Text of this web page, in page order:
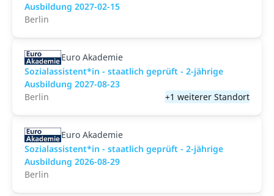
Ausbildung 2027-02-15
Berlin
Euro Akademie
Sozialassistent*in - staatlich geprüft - 2-jährige
Ausbildung 2027-08-23
Berlin
+1 weiterer Standort
Euro Akademie
Sozialassistent*in - staatlich geprüft - 2-jährige
Ausbildung 2026-08-29
Berlin